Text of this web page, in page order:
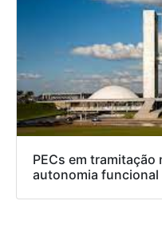
PECs em
autonomia funcional